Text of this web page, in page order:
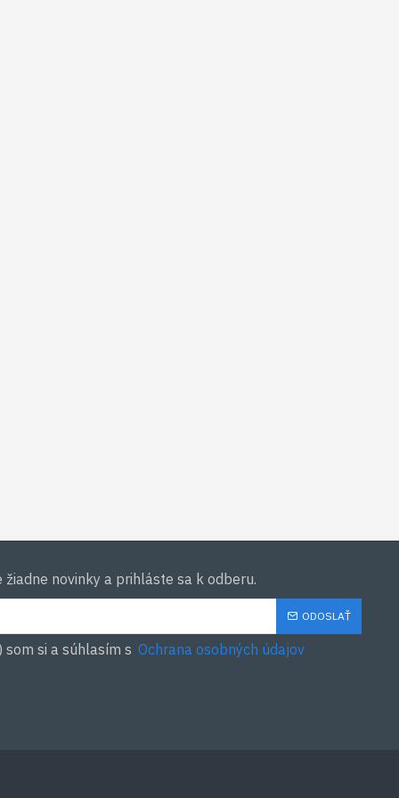
novinky a prihláste sa k odberu.
ODOSLAŤ
som si a súhlasím s Ochrana osobných údajov